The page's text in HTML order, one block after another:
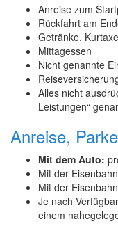
Anreise zum
Rückfahrt am
Getränke,
Mittagessen
Nicht genannte
Alles nicht
Leistungen“
Anreise,
Mit dem Auto:
Mit der
Mit der
Je nach
einem